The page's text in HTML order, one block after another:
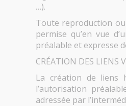
…).
Toute reproduction
permise qu’en vue
préalable et expresse
CRÉATION DES LIENS
La création de liens
l’autorisation
adressée par